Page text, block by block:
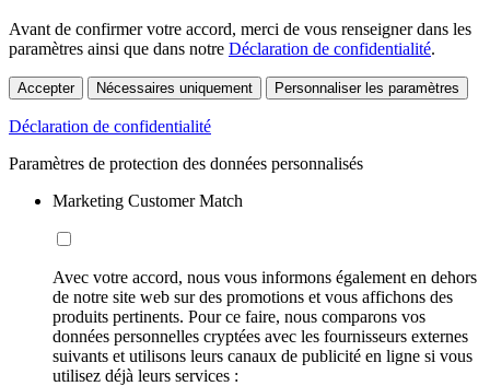
Avant de confirmer votre accord, merci de vous renseigner dans les
paramètres ainsi que dans notre Déclaration de confidentialité.
Accepter Nécessaires uniquement Personnaliser les paramètres
Déclaration de confidentialité
Paramètres de protection des données personnalisés
Marketing Customer Match
Avec votre accord, nous vous informons également en dehors
de notre site web sur des promotions et vous affichons des
produits pertinents. Pour ce faire, nous comparons vos
données personnelles cryptées avec les fournisseurs externes
suivants et utilisons leurs canaux de publicité en ligne si vous
utilisez déjà leurs services :